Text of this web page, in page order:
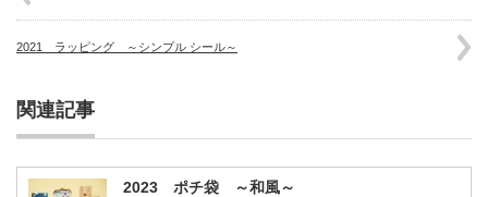
2021 ラッピング ～シンプル シール～
関連記事
2023 ポチ袋 ～和風～